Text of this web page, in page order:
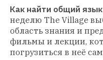
Как найти общий
неделю The Village
область знания и
фильмы и лекции,
погрузиться в неё